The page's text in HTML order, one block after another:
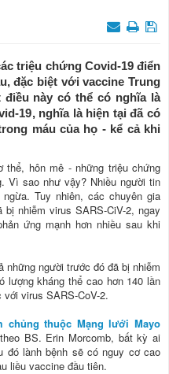
triệu chứng Covid-19 điển
đặc biệt với vaccine Trung
điều này có thể có nghĩa là
19, nghĩa là hiện tại đã có
máu của họ - kể cả khi
hôn mê - những triệu chứng
Vì sao như vậy? Nhiều người tin
Tuy nhiên, các chuyên gia
nhiễm virus SARS-CiV-2, ngay
ứng mạnh hơn nhiều sau khi
những người trước đó đã bị nhiễm
lượng kháng thể cao hơn 140 lần
virus SARS-CoV-2.
chủng thuộc Mạng lưới Mayo
BS. Erin Morcomb, bất kỳ ai
đó lành bệnh sẽ có nguy cơ cao
liều vaccine đầu tiên.